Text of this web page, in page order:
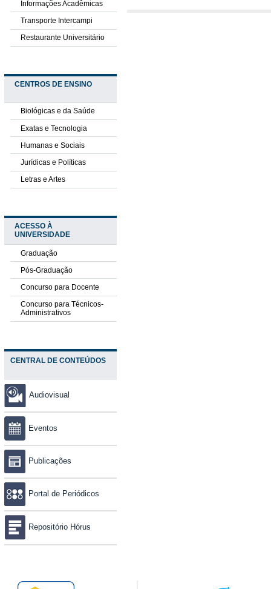
Informações Acadêmicas
Transporte Intercampi
Restaurante Universitário
CENTROS DE ENSINO
Biológicas e da Saúde
Exatas e Tecnologia
Humanas e Sociais
Jurídicas e Políticas
Letras e Artes
ACESSO À
UNIVERSIDADE
Graduação
Pós-Graduação
Concurso para Docente
Concurso para Técnicos-
Administrativos
CENTRAL DE CONTEÚDOS
Audiovisual
Eventos
Publicações
Portal de Periódicos
Repositório Hórus